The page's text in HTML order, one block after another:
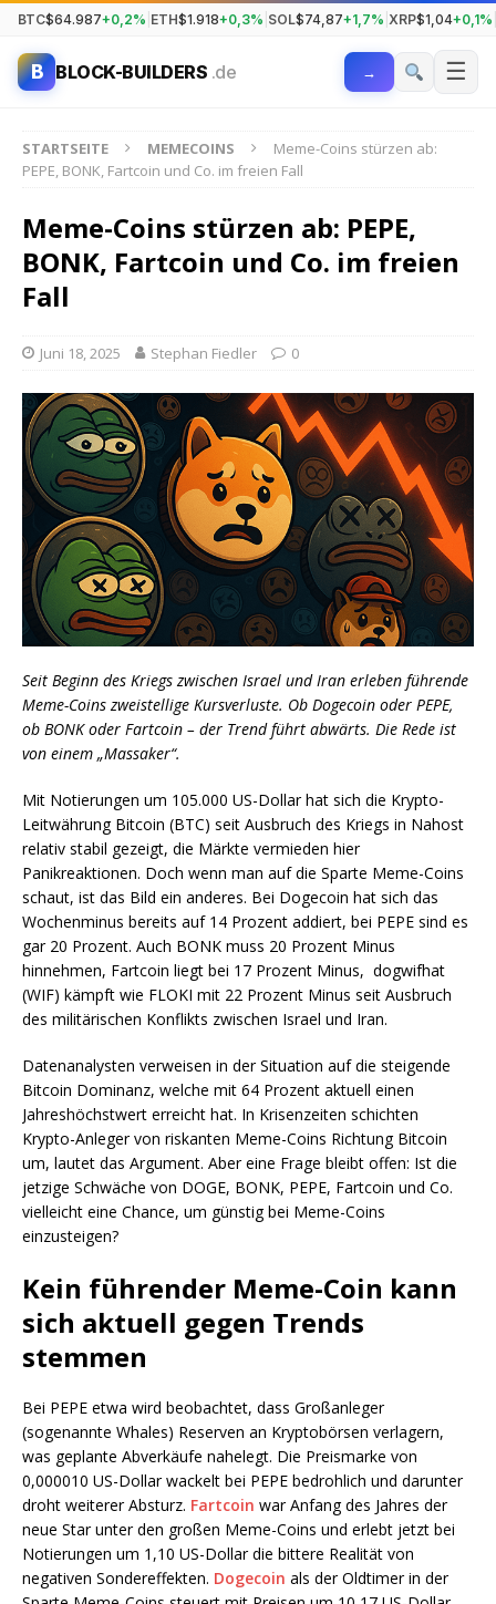
BTC$64.987+0,2% ETH$1.918+0,3% SOL$74,87+1,7% XRP$1,04+0,1%
B BLOCK-BUILDERS .de → ☰
STARTSEITE MEMECOINS
Meme-Coins stürzen ab:
PEPE, BONK, Fartcoin und Co. im freien Fall
Meme-Coins stürzen ab: PEPE,
BONK, Fartcoin und Co. im freien
Fall
Juni 18, 2025 Stephan Fiedler 0
Seit Beginn des Kriegs zwischen Israel und Iran erleben führende
Meme-Coins zweistellige Kursverluste. Ob Dogecoin oder PEPE,
ob BONK oder Fartcoin – der Trend führt abwärts. Die Rede ist
von einem „Massaker“.
Mit Notierungen um 105.000 US-Dollar hat sich die Krypto-
Leitwährung Bitcoin (BTC) seit Ausbruch des Kriegs in Nahost
relativ stabil gezeigt, die Märkte vermieden hier
Panikreaktionen. Doch wenn man auf die Sparte Meme-Coins
schaut, ist das Bild ein anderes. Bei Dogecoin hat sich das
Wochenminus bereits auf 14 Prozent addiert, bei PEPE sind es
gar 20 Prozent. Auch BONK muss 20 Prozent Minus
hinnehmen, Fartcoin liegt bei 17 Prozent Minus, dogwifhat
(WIF) kämpft wie FLOKI mit 22 Prozent Minus seit Ausbruch
des militärischen Konflikts zwischen Israel und Iran.
Datenanalysten verweisen in der Situation auf die steigende
Bitcoin Dominanz, welche mit 64 Prozent aktuell einen
Jahreshöchstwert erreicht hat. In Krisenzeiten schichten
Krypto-Anleger von riskanten Meme-Coins Richtung Bitcoin
um, lautet das Argument. Aber eine Frage bleibt offen: Ist die
jetzige Schwäche von DOGE, BONK, PEPE, Fartcoin und Co.
vielleicht eine Chance, um günstig bei Meme-Coins
einzusteigen?
Kein führender Meme-Coin kann
sich aktuell gegen Trends
stemmen
Bei PEPE etwa wird beobachtet, dass Großanleger
(sogenannte Whales) Reserven an Kryptobörsen verlagern,
was geplante Abverkäufe nahelegt. Die Preismarke von
0,000010 US-Dollar wackelt bei PEPE bedrohlich und darunter
droht weiterer Absturz. Fartcoin war Anfang des Jahres der
neue Star unter den großen Meme-Coins und erlebt jetzt bei
Notierungen um 1,10 US-Dollar die bittere Realität von
negativen Sondereffekten. Dogecoin als der Oldtimer in der